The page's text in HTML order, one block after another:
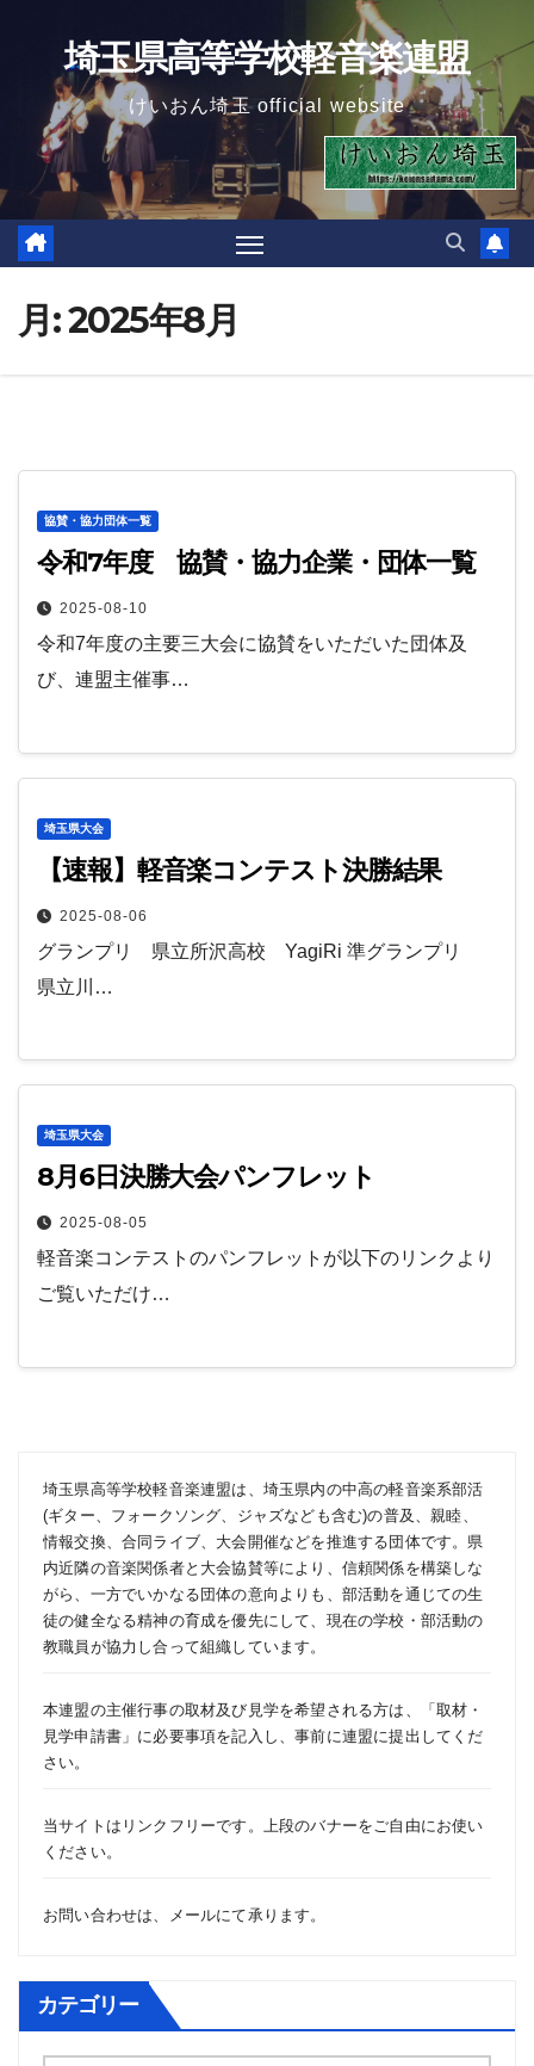
content
埼玉県高等学校軽音楽連盟
けいおん埼玉 official website
月:2025年8月
協賛・協力団体一覧
令和7年度 協賛・協力企業・団体一覧
2025-08-10
令和7年度の主要三大会に協賛をいただいた団体及
び、連盟主催事…
埼玉県大会
【速報】軽音楽コンテスト決勝結果
2025-08-06
グランプリ 県立所沢高校 YagiRi 準グランプリ
県立川…
埼玉県大会
8月6日決勝大会パンフレット
2025-08-05
軽音楽コンテストのパンフレットが以下のリンクより
ご覧いただけ…
埼玉県高等学校軽音楽連盟は、埼玉県内の中高の軽音楽系部活
(ギター、フォークソング、ジャズなども含む)の普及、親睦、
情報交換、合同ライブ、大会開催などを推進する団体です。県
内近隣の音楽関係者と大会協賛等により、信頼関係を構築しな
がら、一方でいかなる団体の意向よりも、部活動を通じての生
徒の健全なる精神の育成を優先にして、現在の学校・部活動の
教職員が協力し合って組織しています。
本連盟の主催行事の取材及び見学を希望される方は、「取材・
見学申請書 」に必要事項を記入し、事前に連盟に提出してくだ
さい。
当サイトはリンクフリーです。上段のバナーをご自由にお使い
ください。
お問い合わせは、 メールにて承ります。
カテゴリー